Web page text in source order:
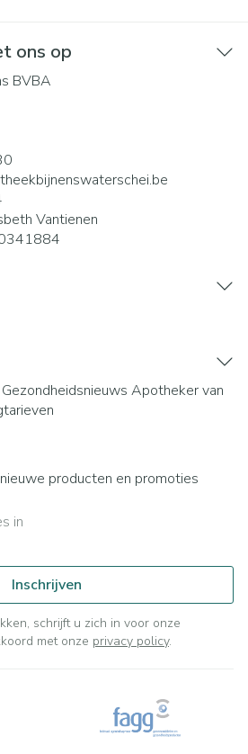
ons op
BVBA
Vantienen
Gezondheidsnieuws Apotheker van
producten en promoties
Inschrijven
schrijft u zich in voor onze
met onze privacy policy.